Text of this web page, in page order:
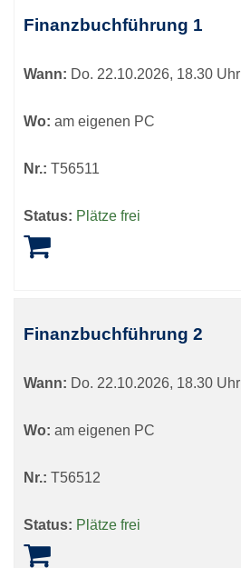
Tabellenüberschriften
werden.
Finanzbuchführung 1
Wann: Do. 22.10.2026, 18.30 Uhr
Wo: am eigenen PC
Nr.: T56511
Status: Plätze frei
Finanzbuchführung 2
Wann: Do. 22.10.2026, 18.30 Uhr
Wo: am eigenen PC
Nr.: T56512
Status: Plätze frei